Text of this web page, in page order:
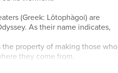
(Greek: Lôtophàgoi) are
As their name indicates,
property of making those who
they come from.​